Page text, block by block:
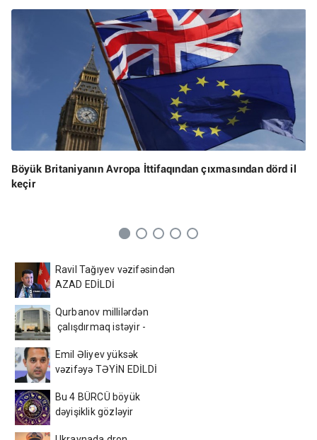
Böyük Britaniyanın Avropa İttifaqından çıxmasından dörd il
keçir
Ravil Tağıyev vəzifəsindən
AZAD EDİLDİ
Qurbanov millilərdən
çalışdırmaq istəyir -
Emil Əliyev yüksək
vəzifəyə TƏYİN EDİLDİ
Bu 4 BÜRCÜ böyük
dəyişiklik gözləyir